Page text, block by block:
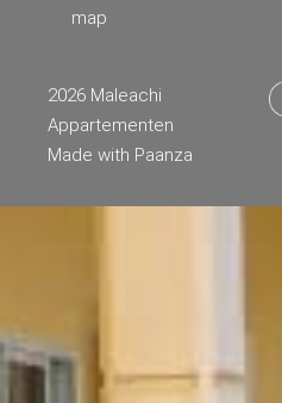
map
2026 Maleachi
Appartementen
Made with Paanza